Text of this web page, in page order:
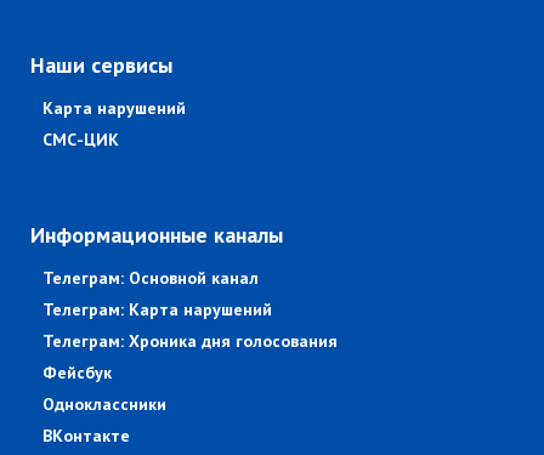
Наши сервисы
Карта нарушений
СМС-ЦИК
Информационные каналы
Телеграм: Основной канал
Телеграм: Карта нарушений
Телеграм: Хроника дня голосования
Фейсбук
Одноклассники
ВКонтакте